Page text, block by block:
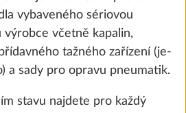
(ne ve spojení s
lůžkem)2
Další
vybaveného sériovou
výrobce včetně kapalin,
tažného zařízení (je-
a sady pro opravu pneumatik.
stavu najdete pro každý